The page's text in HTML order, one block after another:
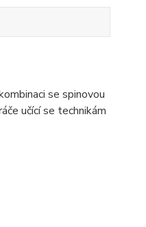
se spinovou
učící se technikám